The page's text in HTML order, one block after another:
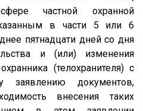
частной охранной
в части 5 или 6
пятнадцати дней со дня
и (или) изменения
(телохранителя) с
заявлению документов,
внесения таких